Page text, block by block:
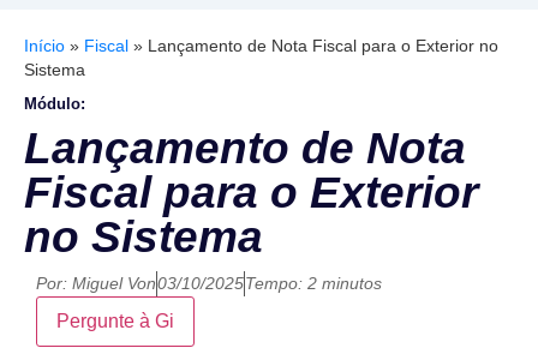
Início » Fiscal »
Lançamento de Nota Fiscal para o Exterior no
Sistema
Módulo:
Lançamento de Nota
Fiscal para o Exterior
no Sistema
Por: Miguel Von03/10/2025Tempo: 2 minutos
Pergunte à Gi